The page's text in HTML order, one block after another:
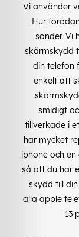
Vi använder
Hur
sönder. Vi
skärmskydd
din telefon
enkelt att
smidigt
tillverkade i
har mycket
iphone och
så att du har
skydd till
alla apple
13